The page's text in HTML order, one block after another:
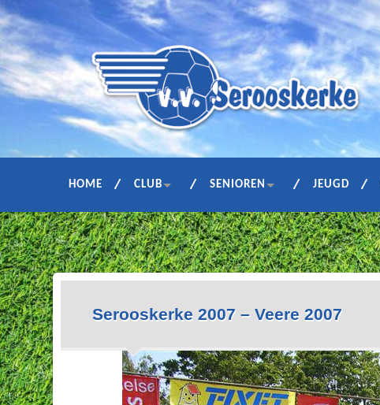
HOME CLUB SENIOREN JEUGD
Serooskerke 2007 – Veere 2007